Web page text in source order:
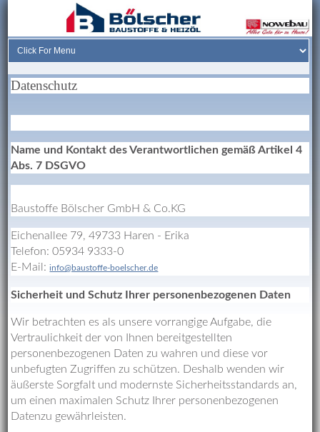
Datenschutz
Name und Kontakt des Verantwortlichen gemäß Artikel 4
Abs. 7 DSGVO
Baustoffe Bölscher GmbH & Co.KG
Eichenallee 79, 49733 Haren - Erika
Telefon: 05934 9333-0
E-Mail:info@baustoffe-boelscher.de
Sicherheit und Schutz Ihrer personenbezogenen Daten
Wir betrachten es als unsere vorrangige Aufgabe, die
Vertraulichkeit der von Ihnen bereitgestellten
personenbezogenen Daten zu wahren und diese vor
unbefugten Zugriffen zu schützen. Deshalb wenden wir
äußerste Sorgfalt und modernste Sicherheitsstandards an,
um einen maximalen Schutz Ihrer personenbezogenen
Datenzu gewährleisten.